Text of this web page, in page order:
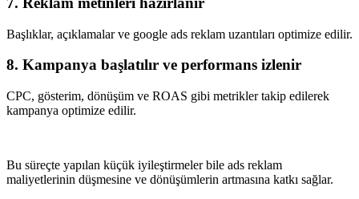
Başlıklar, açıklamalar ve google ads reklam uzantıları optimize edilir.
8. Kampanya başlatılır ve performans izlenir
CPC, gösterim, dönüşüm ve ROAS gibi metrikler takip edilerek
kampanya optimize edilir.
Bu süreçte yapılan küçük iyileştirmeler bile ads reklam
maliyetlerinin düşmesine ve dönüşümlerin artmasına katkı sağlar.